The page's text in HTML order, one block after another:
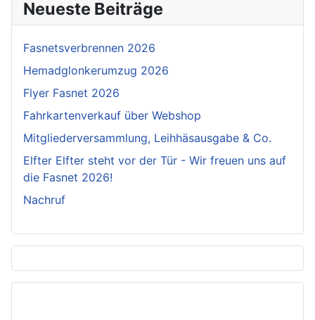
Neueste Beiträge
Fasnetsverbrennen 2026
Hemadglonkerumzug 2026
Flyer Fasnet 2026
Fahrkartenverkauf über Webshop
Mitgliederversammlung, Leihhäsausgabe & Co.
Elfter Elfter steht vor der Tür - Wir freuen uns auf
die Fasnet 2026!
Nachruf